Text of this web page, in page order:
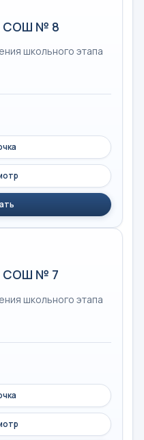
СОШ № 8
школьного этапа
СОШ № 7
школьного этапа